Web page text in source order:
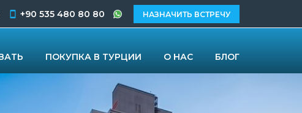
+90 535 480 80 80 НАЗНАЧИТЬ ВСТРЕЧУ
ПОКУПКА В ТУРЦИИ О НАС БЛОГ